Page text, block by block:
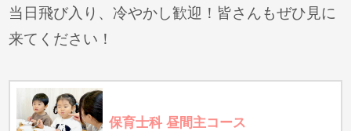
当日飛び入り、冷やかし歓迎！皆さんもぜひ見に
来てください！
保育士科 昼間主コース